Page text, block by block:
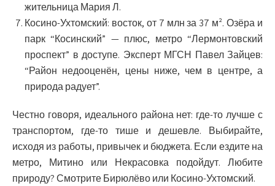
жительница Мария Л.
Косино-Ухтомский: восток, от 7 млн за 37 м². Озёра и
парк “Косинский” — плюс, метро “Лермонтовский
проспект” в доступе. Эксперт МГСН Павел Зайцев:
“Район недооценён, цены ниже, чем в центре, а
природа радует”.
Честно говоря, идеального района нет: где-то лучше с
транспортом, где-то тише и дешевле. Выбирайте,
исходя из работы, привычек и бюджета. Если ездите на
метро, Митино или Некрасовка подойдут. Любите
природу? Смотрите Бирюлёво или Косино-Ухтомский.